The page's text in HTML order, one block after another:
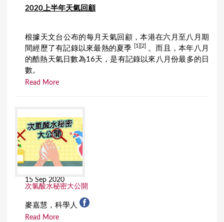
2020上半年天氣回顧
根據天文台公布的每月天氣回顧，本港在六月至八月期
間經歷了有記錄以來最熱的夏季
[1][2] 。而且，本年八月
的酷熱天氣日數為16天，是有記錄以來八月份最多的日
數。
Read More
15 Sep 2020
次氯酸水秘密大公開
麥嘉慧，科學人
Read More